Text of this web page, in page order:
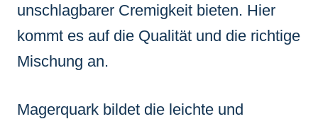
unschlagbarer Cremigkeit bieten. Hier
kommt es auf die Qualität und die richtige
Mischung an.
Magerquark bildet die leichte und